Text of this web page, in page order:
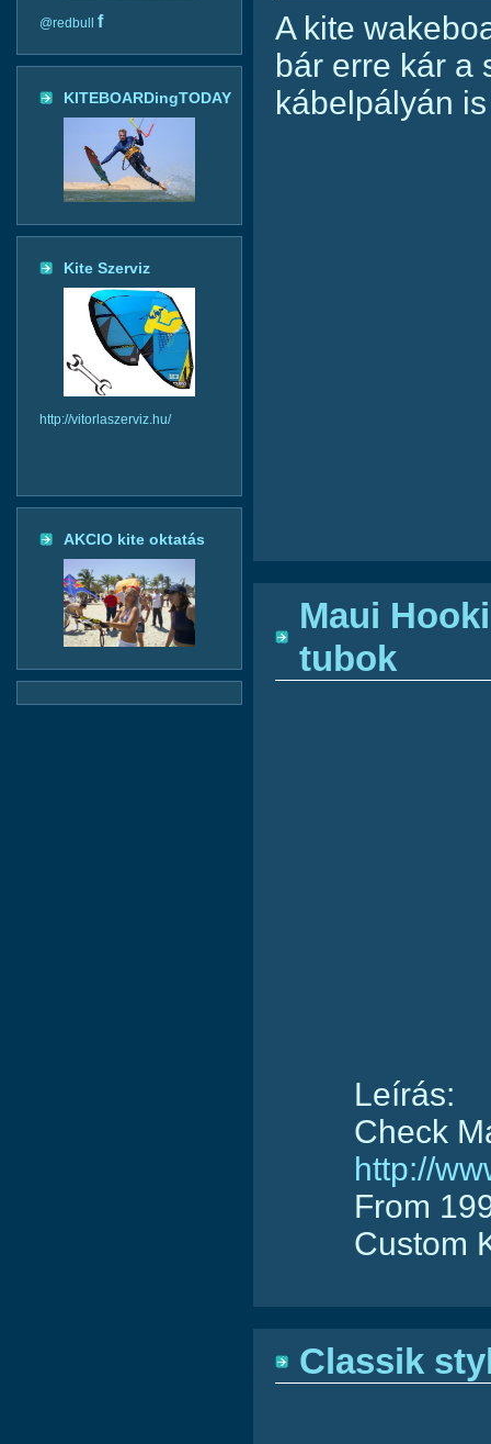
@redbull f
KITEBOARDingTODAY
Kite Szerviz
http://vitorlaszerviz.hu/
AKCIO kite oktatás
A kite
bár erre kár a
kábelpályán
Maui
tubok
Leírás:
Check
http://
From
Custom
Classik